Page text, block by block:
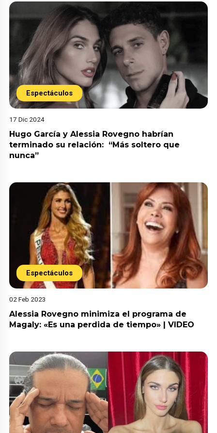
Espectáculos
17 Dic 2024
Hugo García y Alessia Rovegno habrían
terminado su relación: “Más soltero que
nunca”
Espectáculos
02 Feb 2023
Alessia Rovegno minimiza el programa de
Magaly: «Es una perdida de tiempo» | VIDEO